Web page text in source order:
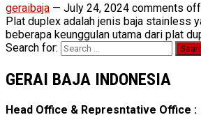
geraibaja — July 24, 2024 comments off
Plat duplex adalah jenis baja stainless
beberapa keunggulan utama dari plat
Search for:
GERAI BAJA INDONESIA
Head Office & Represntative Office :